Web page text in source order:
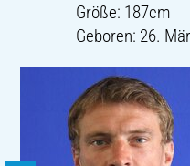
Größe: 187cm
Geboren: 26.